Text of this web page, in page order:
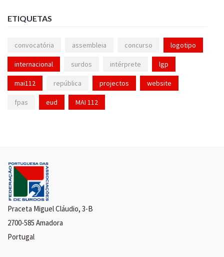
ETIQUETAS
convocatória assembleia concurso logotipo
internacional surdos intérprete lgp
mai112 república projectos website
fpas eud MAI 112
Praceta Miguel Cláudio, 3-B
2700-585 Amadora
Portugal